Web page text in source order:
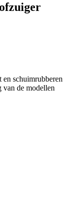
schuimrubberen
de modellen